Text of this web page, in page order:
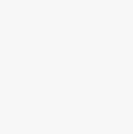
lebten in
zum Jahresende
Statistische
der Deutschen